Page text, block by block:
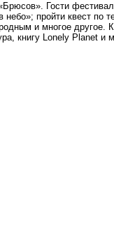
Гости
пройти квест по
и многое другое.
книгу Lonely Planet и